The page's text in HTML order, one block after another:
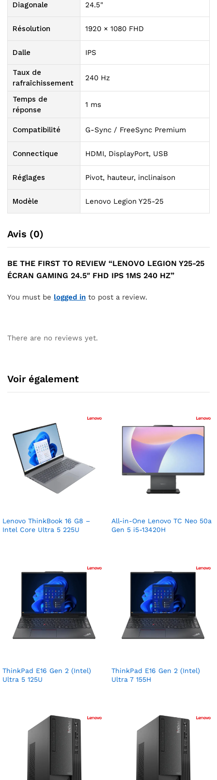
Diagonale 24.5"
Résolution 1920 × 1080 FHD
Dalle IPS
Taux de
rafraîchissement
240 Hz
Temps de
réponse
1 ms
Compatibilité G-Sync / FreeSync Premium
Connectique HDMI, DisplayPort, USB
Réglages Pivot, hauteur, inclinaison
Modèle Lenovo Legion Y25-25
Avis (0)
BE THE FIRST TO REVIEW “LENOVO LEGION Y25-25
ÉCRAN GAMING 24.5″ FHD IPS 1MS 240 HZ”
You must be logged in to post a review.
There are no reviews yet.
Voir également
Lenovo ThinkBook 16 G8 –
Intel Core Ultra 5 225U
All-in-One Lenovo TC Neo 50a
Gen 5 i5-13420H
ThinkPad E16 Gen 2 (Intel)
Ultra 5 125U
ThinkPad E16 Gen 2 (Intel)
Ultra 7 155H